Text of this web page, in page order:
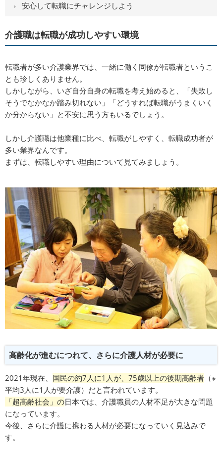
安心して転職にチャレンジしよう
介護職は転職が成功しやすい環境
転職者が多い介護業界では、一緒に働く同僚が転職者というこ
とも珍しくありません。
しかしながら、いざ自分自身の転職を考え始めると、「失敗し
そうでなかなか踏み切れない」「どうすれば転職がうまくいく
か分からない」と不安に思う方もいるでしょう。
しかし介護職は他業種に比べ、転職がしやすく、転職成功者が
多い業界なんです。
まずは、転職しやすい理由について見てみましょう。
高齢化が進むにつれて、さらに介護人材が必要に
2021年現在、 国民の約7人に1人が、75歳以上の後期高齢者 （※
平均3人に1人が要介護）だと言われています。
「超高齢社会」の日本では、介護職員の人材不足が大きな問題
になっています。
今後、さらに介護に携わる人材が必要になっていく見込みで
す。